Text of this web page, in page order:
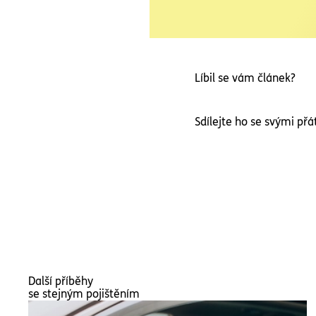
Líbil se vám článek?
Sdílejte ho se svými
Další příběhy
se stejným pojištěním